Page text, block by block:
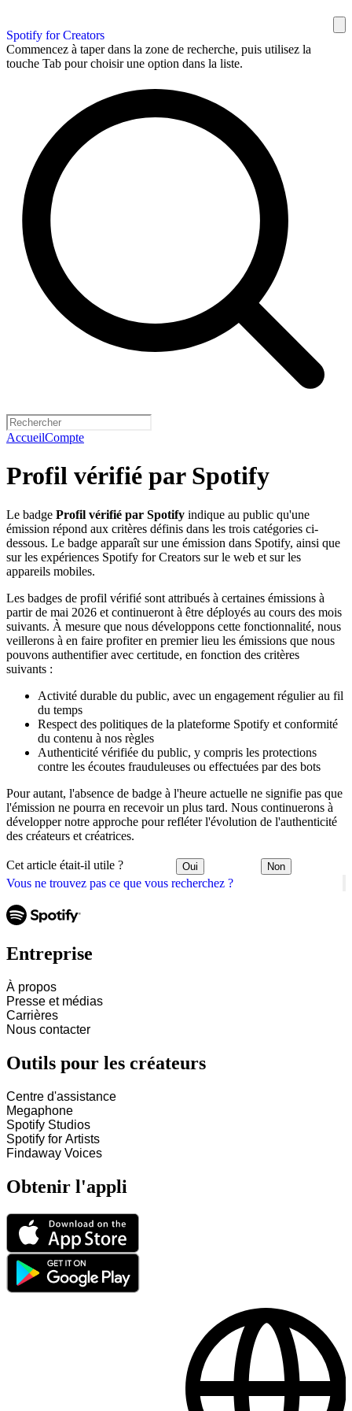
Spotify for Creators
Commencez à taper dans la zone de recherche, puis utilisez la
touche Tab pour choisir une option dans la liste.
AccueilCompte
Vous ne trouvez pas ce que vous recherchez ?
Profil vérifié par Spotify
Le badge Profil vérifié par Spotify indique au public qu'une
émission répond aux critères définis dans les trois catégories ci-
dessous. Le badge apparaît sur une émission dans Spotify, ainsi que
sur les expériences Spotify for Creators sur le web et sur les
appareils mobiles.
Les badges de profil vérifié sont attribués à certaines émissions à
partir de mai 2026 et continueront à être déployés au cours des mois
suivants. À mesure que nous développons cette fonctionnalité, nous
veillerons à en faire profiter en premier lieu les émissions que nous
pouvons authentifier avec certitude, en fonction des critères
suivants :
Activité durable du public, avec un engagement régulier au fil
du temps
Respect des politiques de la plateforme Spotify et conformité
du contenu à nos règles
Authenticité vérifiée du public, y compris les protections
contre les écoutes frauduleuses ou effectuées par des bots
Pour autant, l'absence de badge à l'heure actuelle ne signifie pas que
l'émission ne pourra en recevoir un plus tard. Nous continuerons à
développer notre approche pour refléter l'évolution de l'authenticité
des créateurs et créatrices.
Cet article était-il utile ? Oui Non
Entreprise
À propos
Presse et médias
Carrières
Nous contacter
Outils pour les créateurs
Centre d'assistance
Megaphone
Spotify Studios
Spotify for Artists
Findaway Voices
Obtenir l'appli